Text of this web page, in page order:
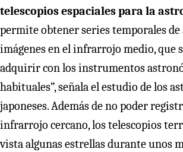
telescopios espaciales para la
permite obtener series temporales de
imágenes en el infrarrojo medio, que
adquirir con los instrumentos
habituales”, señala el estudio de los
japoneses. Además de no poder
infrarrojo cercano, los telescopios
vista algunas estrellas durante unos